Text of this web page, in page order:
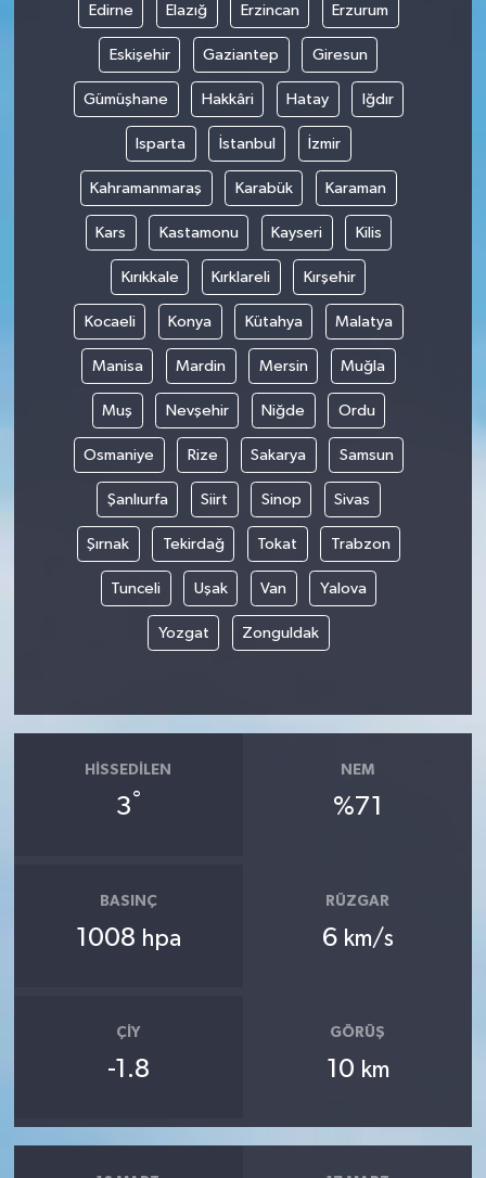
Edirne Elazığ Erzincan Erzurum
Eskişehir Gaziantep Giresun
Gümüşhane Hakkâri Hatay Iğdır
Isparta İstanbul İzmir
Kahramanmaraş Karabük Karaman
Kars Kastamonu Kayseri Kilis
Kırıkkale Kırklareli Kırşehir
Kocaeli Konya Kütahya Malatya
Manisa Mardin Mersin Muğla
Muş Nevşehir Niğde Ordu
Osmaniye Rize Sakarya Samsun
Şanlıurfa Siirt Sinop Sivas
Şırnak Tekirdağ Tokat Trabzon
Tunceli Uşak Van Yalova
Yozgat Zonguldak
HISSEDILEN
3°
NEM
%71
BASINÇ
1008 hpa
RÜZGAR
6 km/s
ÇIY
-1.8
GÖRÜŞ
10 km